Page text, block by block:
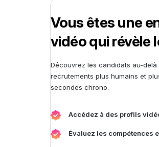
Vous êtes une
vidéo qui révèle
Découvrez les candidats au-
recrutements plus humains et
secondes chrono.
Accédez à des profils
Évaluez les compétences